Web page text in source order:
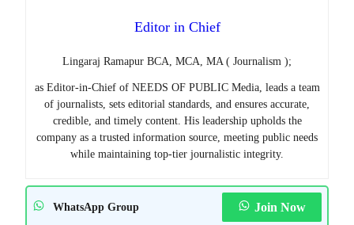
Editor in Chief
Lingaraj Ramapur BCA, MCA, MA ( Journalism );
as Editor-in-Chief of NEEDS OF PUBLIC Media, leads a team
of journalists, sets editorial standards, and ensures accurate,
credible, and timely content. His leadership upholds the
company as a trusted information source, meeting public needs
while maintaining top-tier journalistic integrity.
WhatsApp Group Join Now